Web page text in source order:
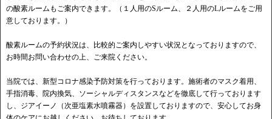
の酸素ルームもご案内できます。（１人用のSルーム、２人用のLルームをご用
意しております。）
酸素ルームの予約状況は、比較的ご案内しやすい状況となっておりますので、
お時間お問い合わせの上、ご来院ください。
当院では、新型コロナ感染予防対策を行っております。施術者のマスク着用、
手指消毒、院内換気、ソーシャルディスタンスなどを徹底して行っております
し、ジアイーノ（次亜塩素水噴霧器）を設置しておりますので、安心してお身